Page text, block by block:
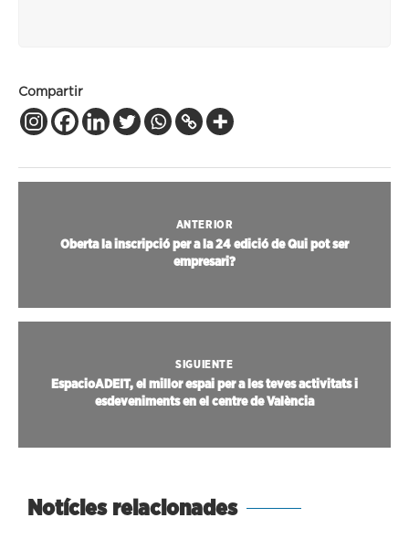
Compartir
ANTERIOR
Oberta la inscripció per a la 24 edició de Qui pot ser
empresari?
SIGUIENTE
EspacioADEIT, el millor espai per a les teves activitats i
esdeveniments en el centre de València
Notícies relacionades